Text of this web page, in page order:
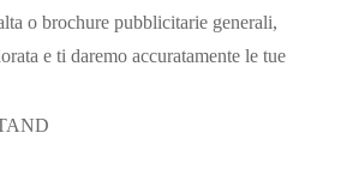
o brochure pubblicitarie generali,
e ti daremo accuratamente le tue